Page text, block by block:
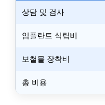
상담 및 검사
임플란트 식립비
보철물 장착비
총 비용